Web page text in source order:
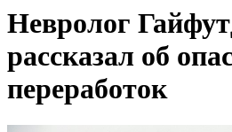
Невролог
рассказал об
переработок